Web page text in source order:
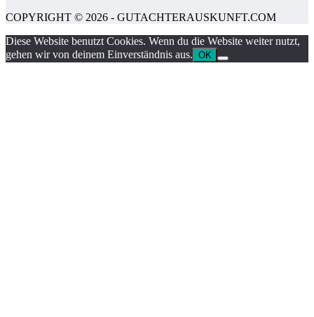
COPYRIGHT © 2026 - GUTACHTERAUSKUNFT.COM
Diese Website benutzt Cookies. Wenn du die Website weiter nutzt,
gehen wir von deinem Einverständnis aus. OK